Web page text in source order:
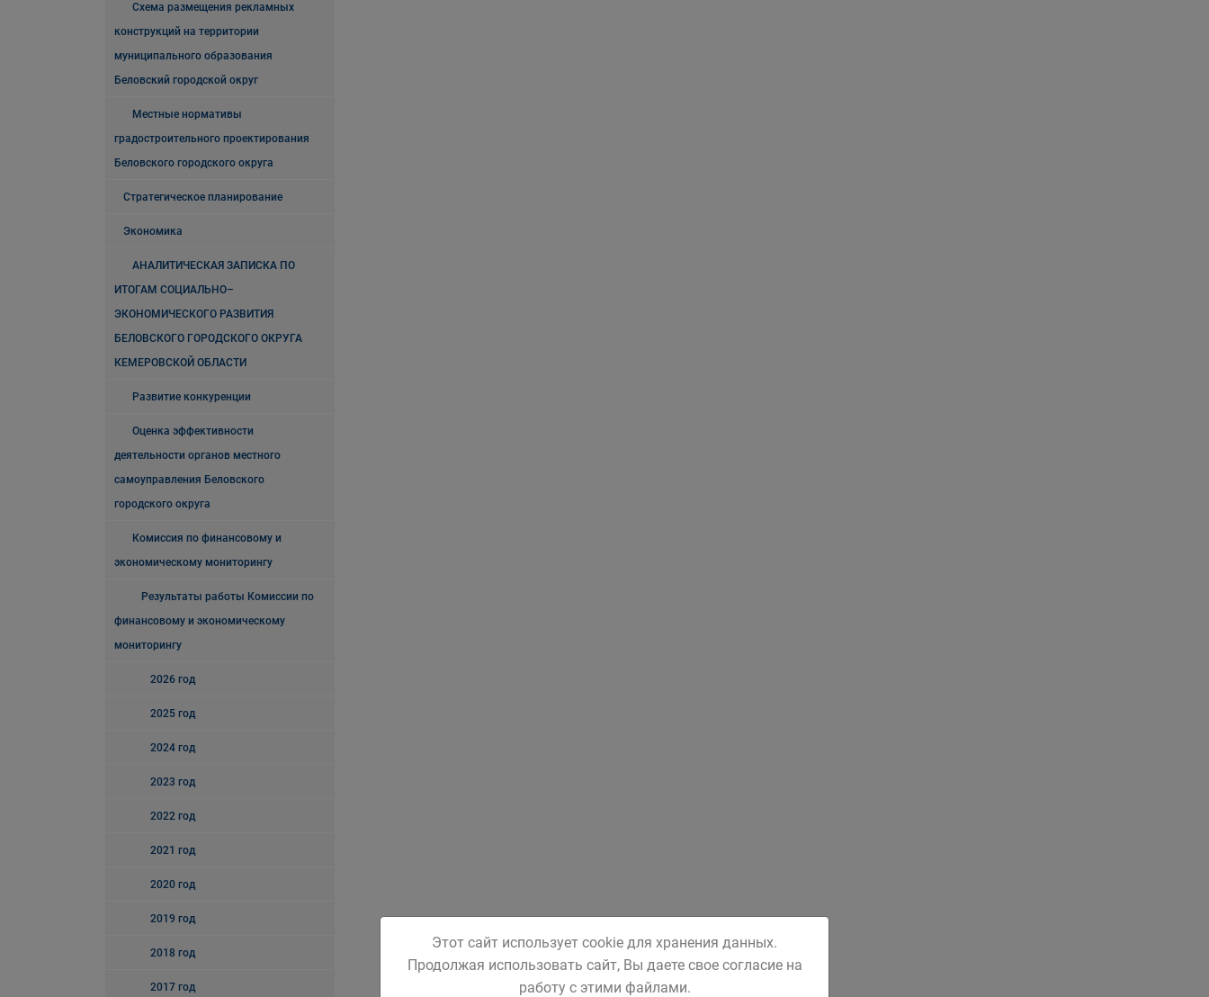
Схема размещения рекламных
конструкций на территории
муниципального образования
Беловский городской округ
Местные нормативы
градостроительного проектирования
Беловского городского округа
Стратегическое планирование
Экономика
АНАЛИТИЧЕСКАЯ ЗАПИСКА ПО
ИТОГАМ СОЦИАЛЬНО–
ЭКОНОМИЧЕСКОГО РАЗВИТИЯ
БЕЛОВСКОГО ГОРОДСКОГО ОКРУГА
КЕМЕРОВСКОЙ ОБЛАСТИ
Развитие конкуренции
Оценка эффективности
деятельности органов местного
самоуправления Беловского
городского округа
Комиссия по финансовому и
экономическому мониторингу
Результаты работы Комиссии по
финансовому и экономическому
мониторингу
2026 год
2025 год
2024 год
2023 год
2022 год
2021 год
2020 год
2019 год
2018 год
2017 год
Этот сайт использует cookie для хранения данных.
Продолжая использовать сайт, Вы даете свое согласие на
работу с этими файлами.